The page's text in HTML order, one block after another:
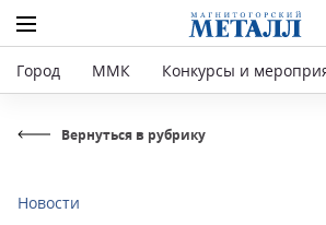
Город ММК Конкурсы и
Вернуться в рубрику
Новости